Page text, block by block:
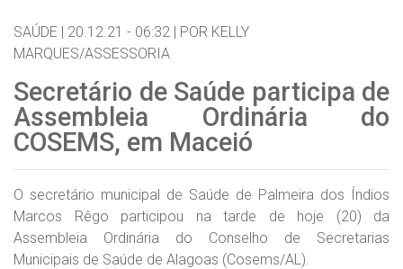
SAÚDE | 20.12.21 - 06:32 | POR KELLY
MARQUES/ASSESSORIA
Secretário de Saúde participa de
Assembleia Ordinária do
COSEMS, em Maceió
O secretário municipal de Saúde de Palmeira dos Índios
Marcos Rêgo participou na tarde de hoje (20) da
Assembleia Ordinária do Conselho de Secretarias
Municipais de Saúde de Alagoas (Cosems/AL).